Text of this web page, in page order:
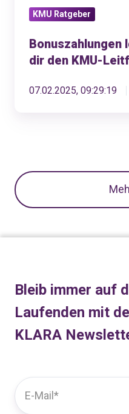
KMU Ratgeber
Bonuszahlungen
dir den KMU-
07.02.2025, 09:29:19
Bleib immer auf
Laufenden mit
KLARA